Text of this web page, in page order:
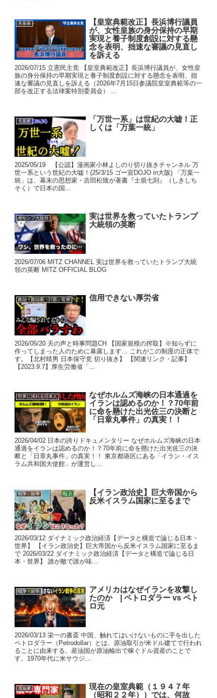
天皇家
【皇室典範改正】長浜博行議員
が、女性皇族の身分保持の早期
実現と養子制度創設に対する懸
念を表明、拙速な審議の見直し
を訴える
2026/07/15 立憲民主党 【皇室典範改正】長浜博行議員が、女性皇
族の身分保持の早期実現と養子制度創設に対する懸念を表明、拙
速な審議の見直しを訴える（2026年7月15日参議院皇室典範等の一
部を改正する法律案特別委員会） ...
天皇家
「万世一系」は世紀の大嘘！正
しくは「万葉一統」
2025/05/19 【公認】漫画家小林よしのり切り抜きチャンネル 万
世一系という世紀の大嘘！(25/3/15 ゴー宣DOJO in大阪) 「万葉一
統」は、幕末の思想家・吉田松陰が著書『士規七則』（しきしち
そく）で日本の国...
トランプ大統領
実は世界を救っていたトランプ
大統領の英断
2026/07/06 MITZ CHANNEL 実は世界を救っていたトランプ大統
領の英断 MITZ OFFICIAL BLOG
政治・政治家・行政・官僚 信用できない厚労省
2026/05/20 天の声と時事問題CH 【国家規模の搾取】※知らずに
作ってしまった人のために暴露します… これがこの制度の正体で
す。【北村晴男 日本保守党 切り抜き】 【関連リンク・記事】
【2023.9.7】厚生労働省「...
世界に誇れる日本人
なぜホルムズ海峡の日本通過を
イランは認めるのか！？70年前
に命を懸けた出光佐三の決断と
「日章丸事件」の真実！！
2026/04/02 日本の誇りドキュメンタリー なぜホルムズ海峡の日本
通過をイランは認めるのか！？70年前に命を懸けた出光佐三の決
断と「日章丸事件」の真実！！ 東京都港区にある「イラン・イス
ラム共和国大使館」が運営し...
戦争・紛争
【イラン政治史】巨大帝国から
反米イスラム国家に至るまで
2026/03/12 ダイナミック政治経済【データと構造で論じる日本・
世界】 【イラン政治史】巨大帝国から反米イスラム国家に至るま
で 2026/03/22 ダイナミック政治経済【データと構造で論じる日
本・世界】 誰が敵で誰が味...
戦争・紛争
アメリカはなぜイランを攻撃し
たのか | ペトロダラー vs ペト
ロ元
2026/03/13 栄一の書斎 中国、触れてはいけないものに手を出した
ペトロダラー（Petrodollar）とは、原油取引が米ドル建てで行われ
ることに由来する、産油国が原油輸出で稼ぐドル資産のことで
す。1970年代に米サウジ...
天皇家
現在の皇室典範（１９４７年
（昭和２２年））では、何故